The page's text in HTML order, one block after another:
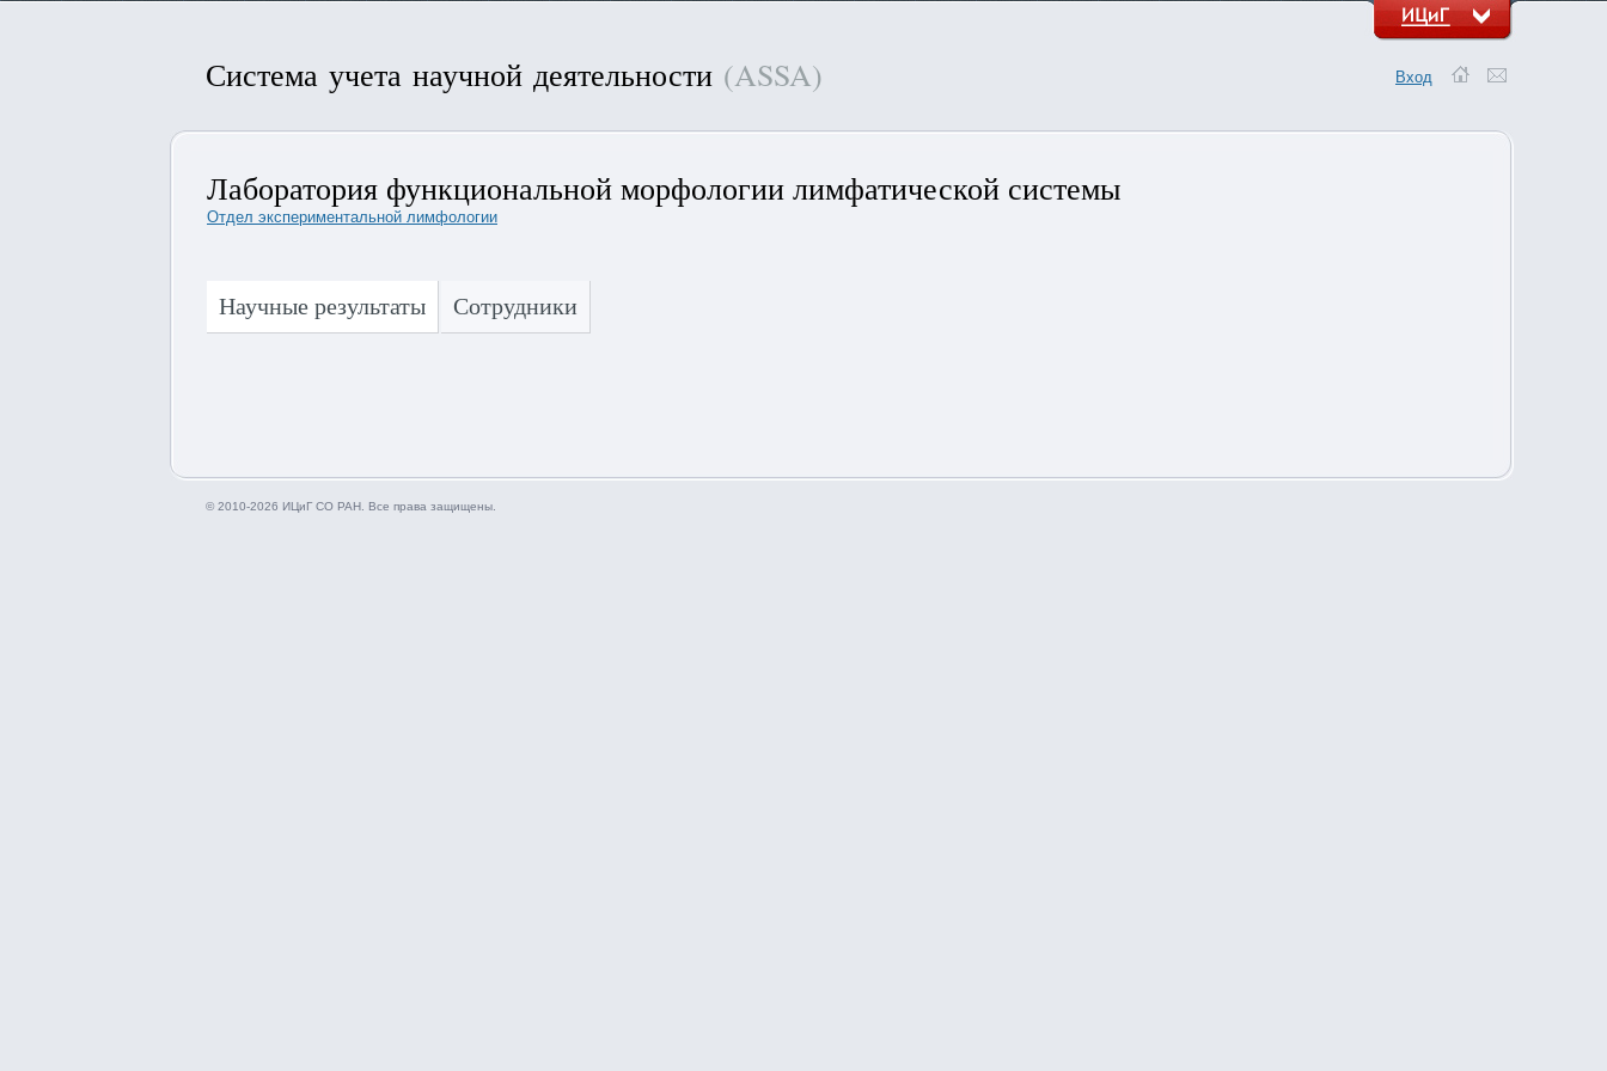
Система учета научной деятельности (ASSA) Вход
Лаборатория функциональной морфологии лимфатической системы
Отдел экспериментальной лимфологии
Научные результаты Сотрудники
© 2010-2026 ИЦиГ СО РАН. Все права защищены.